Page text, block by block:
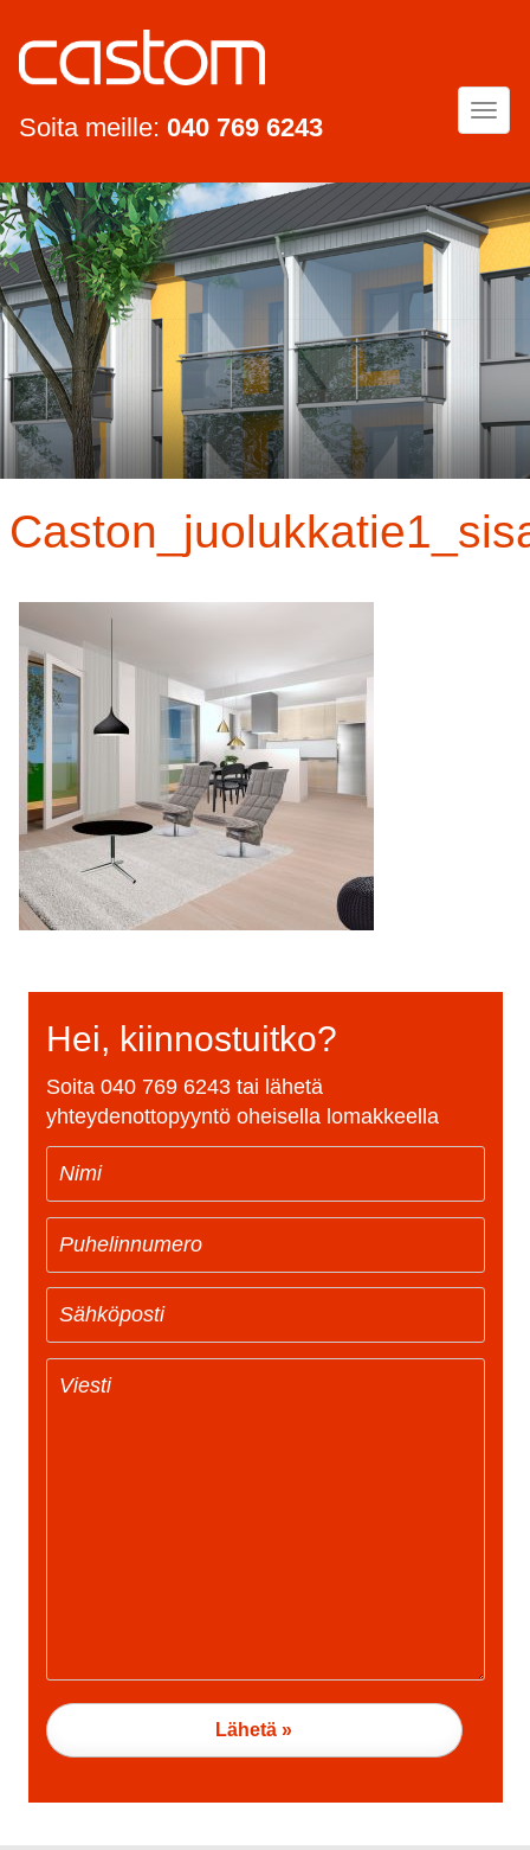
Soita meille: 040 769 6243
Hei, kiinnostuitko?
Soita 040 769 6243tai lähetä
yhteydenottopyyntö oheisella lomakkeella